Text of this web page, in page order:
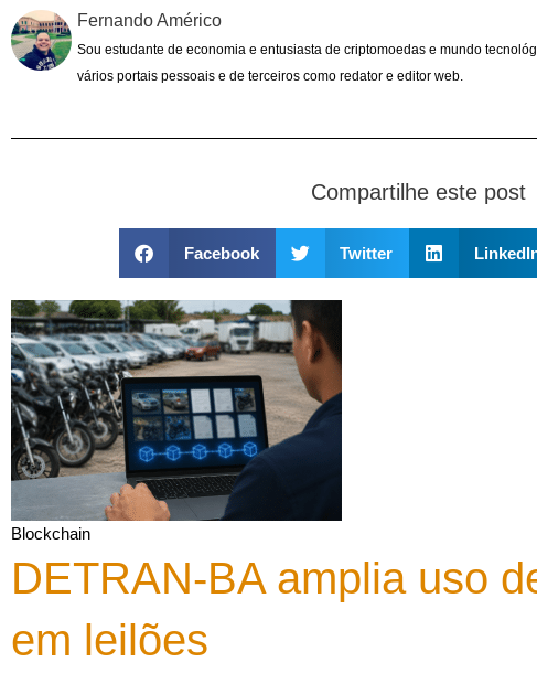
Fernando Américo
Sou estudante de economia e entusiasta de criptomoedas e mundo
vários portais pessoais e de terceiros como redator e editor web.
Compartilhe este post
Facebook Twitter
Blockchain
DETRAN-BA amplia uso
em leilões